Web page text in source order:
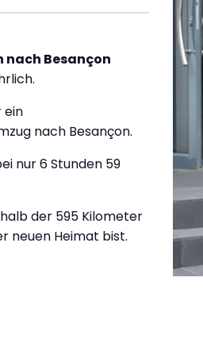
nach Besançon
ein
nach Besançon.
nur 6 Stunden 59
der 595 Kilometer
neuen Heimat bist.